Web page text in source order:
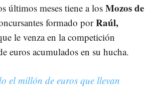
últimos meses tiene a los Mozos de
formado porRaúl,
le venza en la competición
euros acumulados en su hucha.
el millón de euros que llevan